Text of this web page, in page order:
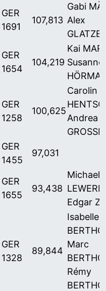
GER
1691
107,813
Gabi
Alex
GER
1654
104,219
Kai
GER
1258
100,625
Carolin
Andrea
GER
1455
97,031
GER
1655
93,438
Michael
Edgar
GER
1328
89,844
Isabelle
Marc
Rémy